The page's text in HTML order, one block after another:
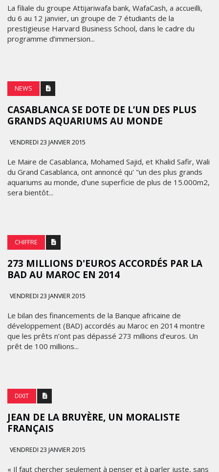
La filiale du groupe Attijariwafa bank, WafaCash, a accueilli,
du 6 au 12 janvier, un groupe de 7 étudiants de la
prestigieuse Harvard Business School, dans le cadre du
programme d’immersion...
NEWS
CASABLANCA SE DOTE DE L’UN DES PLUS
GRANDS AQUARIUMS AU MONDE
VENDREDI 23 JANVIER 2015
Le Maire de Casablanca, Mohamed Sajid, et Khalid Safir, Wali
du Grand Casablanca, ont annoncé qu' "un des plus grands
aquariums au monde, d’une superficie de plus de 15.000m2,
sera bientôt...
CHIFFRE
273 MILLIONS D'EUROS ACCORDÉS PAR LA
BAD AU MAROC EN 2014
VENDREDI 23 JANVIER 2015
Le bilan des financements de la Banque africaine de
développement (BAD) accordés au Maroc en 2014 montre
que les prêts n’ont pas dépassé 273 millions d’euros. Un
prêt de 100 millions...
DIXIT
JEAN DE LA BRUYÈRE, UN MORALISTE
FRANÇAIS
VENDREDI 23 JANVIER 2015
« Il faut chercher seulement à penser et à parler juste, sans